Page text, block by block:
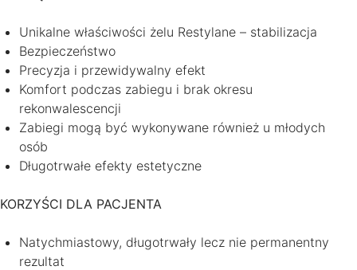
Unikalne właściwości żelu Restylane – stabilizacja
Bezpieczeństwo
Precyzja i przewidywalny efekt
Komfort podczas zabiegu i brak okresu
rekonwalescencji
Zabiegi mogą być wykonywane również u młodych
osób
Długotrwałe efekty estetyczne
KORZYŚCI DLA PACJENTA
Natychmiastowy, długotrwały lecz nie permanentny
rezultat